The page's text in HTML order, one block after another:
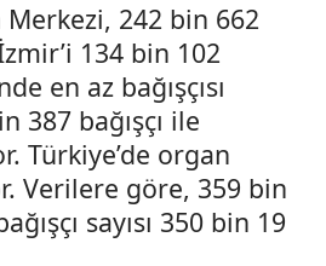
Merkezi, 242 bin 662
134 bin 102
en az bağışçısı
387 bağışçı ile
Türkiye’de organ
Verilere göre, 359 bin
sayısı 350 bin 19